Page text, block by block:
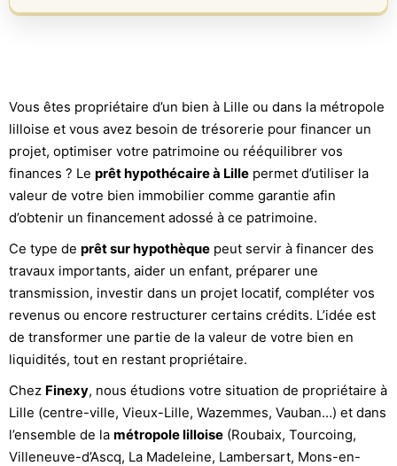
Vous êtes propriétaire d’un bien à Lille ou dans la métropole
lilloise et vous avez besoin de trésorerie pour financer un
projet, optimiser votre patrimoine ou rééquilibrer vos
finances ? Le prêt hypothécaire à Lille permet d’utiliser la
valeur de votre bien immobilier comme garantie afin
d’obtenir un financement adossé à ce patrimoine.
Ce type de prêt sur hypothèque peut servir à financer des
travaux importants, aider un enfant, préparer une
transmission, investir dans un projet locatif, compléter vos
revenus ou encore restructurer certains crédits. L’idée est
de transformer une partie de la valeur de votre bien en
liquidités, tout en restant propriétaire.
Chez Finexy, nous étudions votre situation de propriétaire à
Lille (centre-ville, Vieux-Lille, Wazemmes, Vauban…) et dans
l’ensemble de la métropole lilloise (Roubaix, Tourcoing,
Villeneuve-d’Ascq, La Madeleine, Lambersart, Mons-en-